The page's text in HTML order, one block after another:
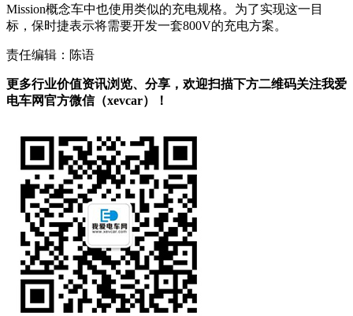
Mission概念车中也使用类似的充电规格。为了实现这一目
标，保时捷表示将需要开发一套800V的充电方案。
责任编辑：陈语
更多行业价值资讯浏览、分享，欢迎扫描下方二维码关注我爱
电车网官方微信（xevcar）！